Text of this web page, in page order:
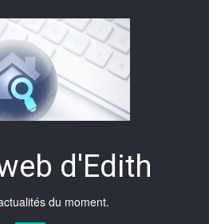
d'Edith
du moment.